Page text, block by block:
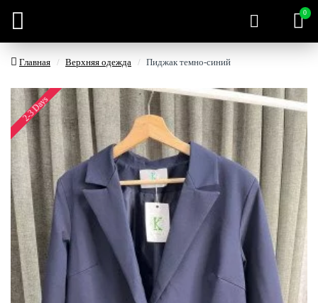
0
Главная Верхняя одежда Пиджак темно-синий
2-3 Days